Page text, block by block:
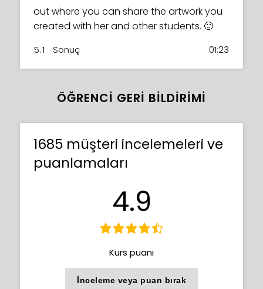
out where you can share the artwork you
created with her and other students. 🙂
5.1 Sonuç 01:23
ÖĞRENCI GERI BILDIRIMI
1685 müşteri incelemeleri ve
puanlamaları
4.9
Kurs puanı
İnceleme veya puan bırak